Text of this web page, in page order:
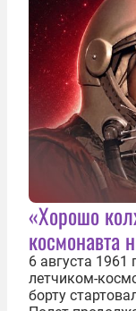
«Хорошо
космонавта
6 августа 1961
летчиком-
борту